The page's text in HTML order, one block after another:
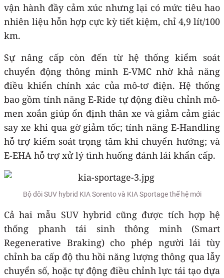
vận hành đầy cảm xúc nhưng lại có mức tiêu hao
nhiên liệu hỗn hợp cực kỳ tiết kiệm, chỉ 4,9 lít/100
km.
Sự nâng cấp còn đến từ hệ thống kiểm soát
chuyển động thông minh E-VMC nhờ khả năng
điều khiển chính xác của mô-tơ điện. Hệ thống
bao gồm tính năng E-Ride tự động điều chỉnh mô-
men xoắn giúp ổn định thân xe và giảm cảm giác
say xe khi qua gờ giảm tốc; tính năng E-Handling
hỗ trợ kiểm soát trọng tâm khi chuyển hướng; và
E-EHA hỗ trợ xử lý tình huống đánh lái khẩn cấp.
Bộ đôi SUV hybrid KIA Sorento và KIA Sportage thế hệ mới
Cả hai mẫu SUV hybrid cũng được tích hợp hệ
thống phanh tái sinh thông minh (Smart
Regenerative Braking) cho phép người lái tùy
chỉnh ba cấp độ thu hồi năng lượng thông qua lẫy
chuyển số, hoặc tự động điều chỉnh lực tái tạo dựa